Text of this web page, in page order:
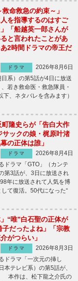
救命救急の約束～」
人を指導するのはすご
「船越英一郎さんが
ると言われたことがあ
2時間ドラマの帝王だ
ドラマ
2026年8月6日
系）の第5話が4日に放送
若き救命医・救急隊員・
、ネタバレを含みます）
町隆史らが「告白大作
ックの娘・梶原叶渚
の正体は誰」
ドラマ
2026年8月4日
ドラマ「GTO」（カンテ
第3話が、3日に放送され
年に放送されて人気を博
て復活。50代になった“
“唯”白石聖の正体が
子だったよね」「宗教
がつらい」
ドラマ
2026年8月3日
ドラマ「一次元の挿し
本テレビ系）の第5話が、
本作は、松下龍之介氏の